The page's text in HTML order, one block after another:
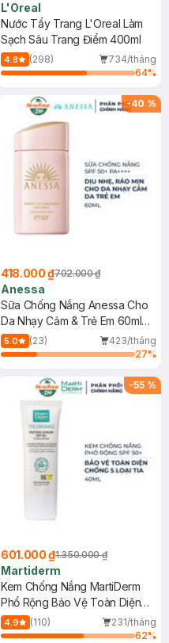
L'Oreal
Nước Tẩy Trang L'Oreal Làm
Sạch Sâu Trang Điểm 400ml
4.8 (298)
734/tháng
64%
-40 %
418.000 ₫702.000 ₫
Anessa
Sữa Chống Nắng Anessa Cho
Da Nhạy Cảm & Trẻ Em 60ml
(Mới)
5.0 (23)
423/tháng
27%
-55 %
601.000 ₫1.350.000 ₫
Martiderm
Kem Chống Nắng MartiDerm
Phổ Rộng Bảo Vệ Toàn Diện
40ml
4.9 (110)
231/tháng
62%